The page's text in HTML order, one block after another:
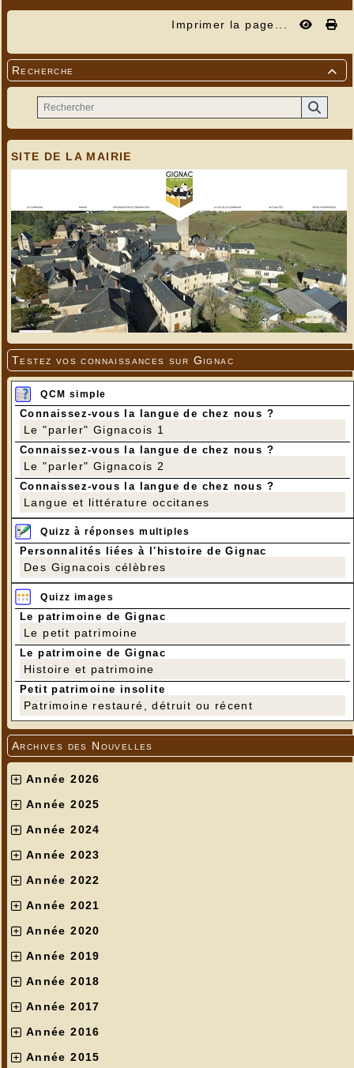
Imprimer la page...

Recherche
SITE DE LA MAIRIE
Testez vos connaissances sur Gignac
QCM simple
Connaissez-vous la langue de chez nous ?
Le "parler" Gignacois 1
Connaissez-vous la langue de chez nous ?
Le "parler" Gignacois 2
Connaissez-vous la langue de chez nous ?
Langue et littérature occitanes
Quizz à réponses multiples
Personnalités liées à l'histoire de Gignac
Des Gignacois célèbres
Quizz images
Le patrimoine de Gignac
Le petit patrimoine
Le patrimoine de Gignac
Histoire et patrimoine
Petit patrimoine insolite
Patrimoine restauré, détruit ou récent
Archives des Nouvelles
Année 2026
Année 2025
Année 2024
Année 2023
Année 2022
Année 2021
Année 2020
Année 2019
Année 2018
Année 2017
Année 2016
Année 2015